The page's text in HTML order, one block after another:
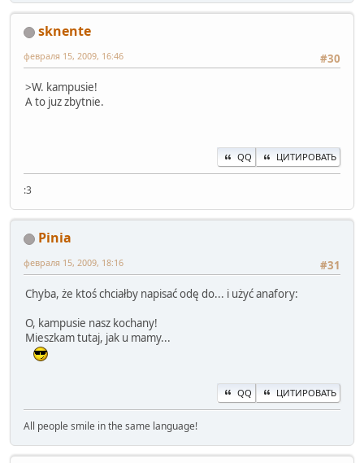
sknente
#30
февраля 15, 2009, 16:46
>W. kampusie!
A to juz zbytnie.
QQ ЦИТИРОВАТЬ
:3
Pinia
#31
февраля 15, 2009, 18:16
Chyba, że ktoś chciałby napisać odę do... i użyć anafory:
O, kampusie nasz kochany!
Mieszkam tutaj, jak u mamy...
QQ ЦИТИРОВАТЬ
All people smile in the same language!